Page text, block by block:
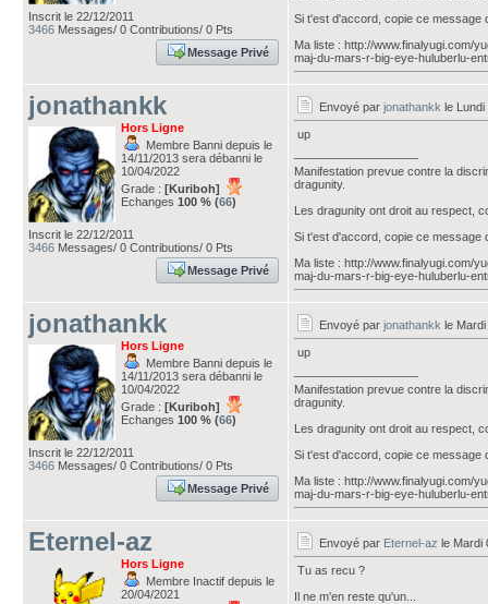
Inscrit le 22/12/2011
3466 Messages/ 0 Contributions/ 0 Pts
Message Privé
Si t'est d'accord, copie ce message
Ma liste : http://www.finalyugi.com/
maj-du-mars-r-big-eye-huluberlu-
jonathankk
Hors Ligne
Membre Banni depuis le
14/11/2013 sera débanni le
10/04/2022
Grade : [Kuriboh]
Echanges 100 % (66)
Inscrit le 22/12/2011
3466 Messages/ 0 Contributions/ 0 Pts
Message Privé
Envoyé par jonathankk le
up
Manifestation prevue contre la
dragunity.
Les dragunity ont droit au respect,
Si t'est d'accord, copie ce message
Ma liste : http://www.finalyugi.com/
maj-du-mars-r-big-eye-huluberlu-
jonathankk
Hors Ligne
Membre Banni depuis le
14/11/2013 sera débanni le
10/04/2022
Grade : [Kuriboh]
Echanges 100 % (66)
Inscrit le 22/12/2011
3466 Messages/ 0 Contributions/ 0 Pts
Message Privé
Envoyé par jonathankk le
up
Manifestation prevue contre la
dragunity.
Les dragunity ont droit au respect,
Si t'est d'accord, copie ce message
Ma liste : http://www.finalyugi.com/
maj-du-mars-r-big-eye-huluberlu-
Eternel-az
Hors Ligne
Membre Inactif depuis le
20/04/2021
Envoyé par Eternel-az le Mardi
Tu as recu ?
Il ne m'en reste qu'un...